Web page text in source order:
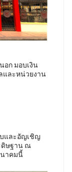
อก มอบเงิน
และหน่วยงาน
และอัญเชิญ
ดิษฐาน ณ
าคมนี้